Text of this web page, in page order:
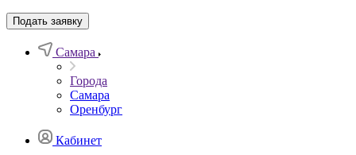
Подать заявку
Самара
Города
Самара
Оренбург
Кабинет